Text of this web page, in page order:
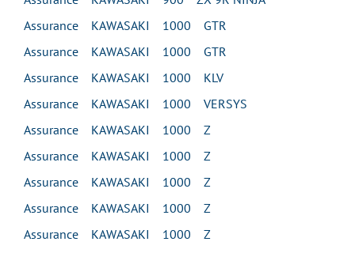
Assurance KAWASAKI 1000 GTR
Assurance KAWASAKI 1000 GTR
Assurance KAWASAKI 1000 KLV
Assurance KAWASAKI 1000 VERSYS
Assurance KAWASAKI 1000 Z
Assurance KAWASAKI 1000 Z
Assurance KAWASAKI 1000 Z
Assurance KAWASAKI 1000 Z
Assurance KAWASAKI 1000 Z